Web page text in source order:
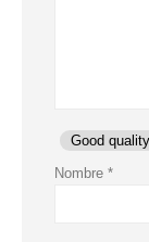
Good quality.
Nombre *